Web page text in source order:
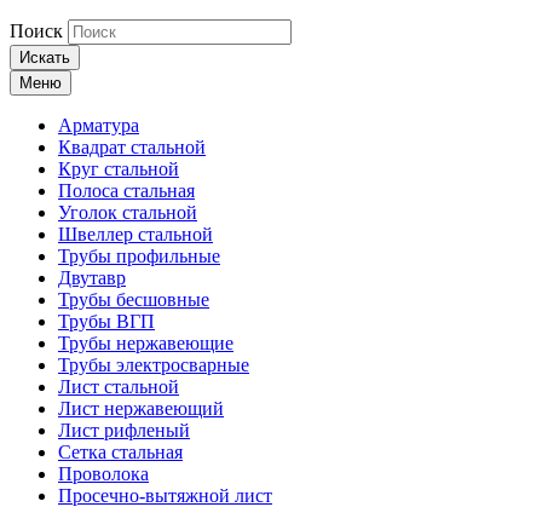
Поиск
Искать
Меню
Арматура
Квадрат стальной
Круг стальной
Полоса стальная
Уголок стальной
Швеллер стальной
Трубы профильные
Двутавр
Трубы бесшовные
Трубы ВГП
Трубы нержавеющие
Трубы электросварные
Лист стальной
Лист нержавеющий
Лист рифленый
Сетка стальная
Проволока
Просечно-вытяжной лист